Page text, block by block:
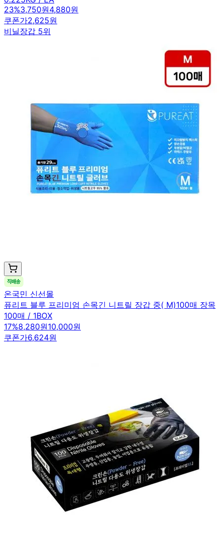
23%3,750원4,880원
쿠폰가2,625원
비닐장갑 5위
온국민 신선몰
퓨리트 블루 프리미엄 손목긴 니트릴 장갑 중( M)100매 장목
100매 / 1BOX
17%8,280원10,000원
쿠폰가6,624원